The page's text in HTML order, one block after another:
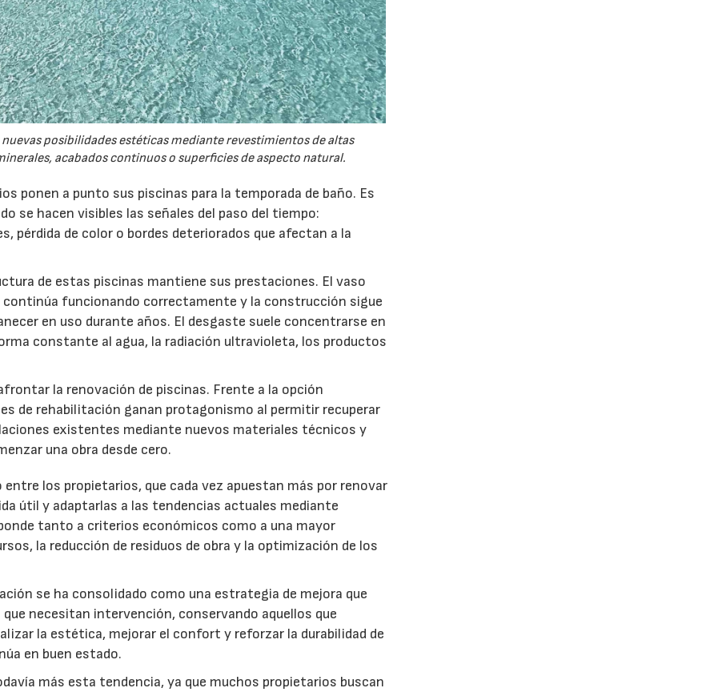
posibilidades estéticas mediante revestimientos de altas
acabados continuos o superficies de aspecto natural.
ponen a punto sus piscinas para la temporada de baño. Es
se hacen visibles las señales del paso del tiempo:
pérdida de color o bordes deteriorados que afectan a la
de estas piscinas mantiene sus prestaciones. El vaso
funcionando correctamente y la construcción sigue
en uso durante años. El desgaste suele concentrarse en
constante al agua, la radiación ultravioleta, los productos
la renovación de piscinas. Frente a la opción
de rehabilitación ganan protagonismo al permitir recuperar
existentes mediante nuevos materiales técnicos y
una obra desde cero.
los propietarios, que cada vez apuestan más por renovar
útil y adaptarlas a las tendencias actuales mediante
tanto a criterios económicos como a una mayor
la reducción de residuos de obra y la optimización de los
se ha consolidado como una estrategia de mejora que
necesitan intervención, conservando aquellos que
la estética, mejorar el confort y reforzar la durabilidad de
en buen estado.
más esta tendencia, ya que muchos propietarios buscan